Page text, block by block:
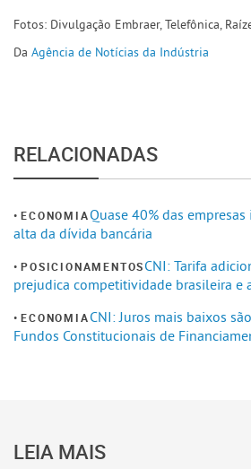
Fotos: Divulgação Embraer, Telefônica,
Da Agência de Notícias da Indústria
RELACIONADAS
ECONOMIAQuase 40% das
alta da dívida bancária
POSICIONAMENTOSCNI: Tarifa
prejudica competitividade brasileira e
ECONOMIACNI: Juros mais baixos
Fundos Constitucionais de
LEIA MAIS